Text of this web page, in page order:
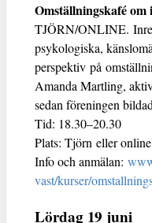
Omställningskafé
TJÖRN/ONLINE.
psykologiska,
perspektiv på
Amanda Martling,
sedan föreningen
Tid: 18.30–20.30
Plats: Tjörn eller
Info och anmälan:
vast/kurser/
Lördag 19 juni